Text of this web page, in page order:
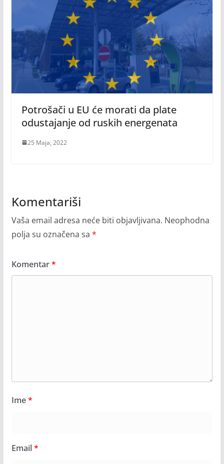
Potrošači u EU će morati da plate
odustajanje od ruskih energenata
25 Maja, 2022
Komentariši
Vaša email adresa neće biti objavljivana. Neophodna
polja su označena sa *
Komentar*
Ime*
Email*